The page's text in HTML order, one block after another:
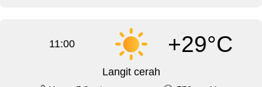
11:00 +29°C
Langit cerah